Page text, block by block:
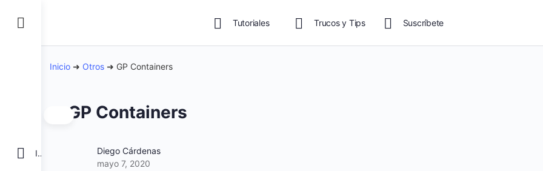
INICIO
Tutoriales Trucos y Tips Suscríbete
Inicio ➜ Otros ➜ GP Containers
GP Containers
Diego Cárdenas
mayo 7, 2020